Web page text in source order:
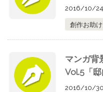
2016/10/24
創作お助
マンガ背
Vol.5「邸
2016/10/30